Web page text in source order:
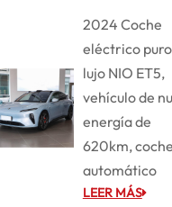
2024 Coche
eléctrico
lujo NIO ET5,
vehículo de
energía de
620km,
automático
LEER MÁS